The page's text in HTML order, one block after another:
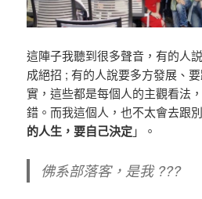
這陣子我聽到很多聲音，有的人
成絕招 ; 有的人說要多方發展、
實，這些都是每個人的主觀看法
錯。而我這個人，也不太會去跟
的人生，要自己決定」。
佛系部落客，是我 ???